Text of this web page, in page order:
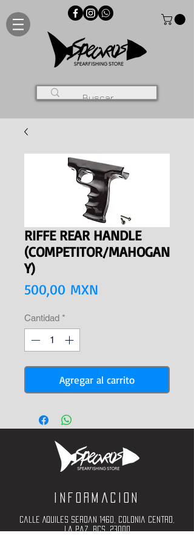
RIFFE REAR HANDLE
(COMPETITOR/MAHOGAN
Y)
500,00 MXN
Cantidad *
Agregar al carrito
Informacion
Calle Aquiles Serdan 1460, Colonia centro,
la paz, bcs. 23000